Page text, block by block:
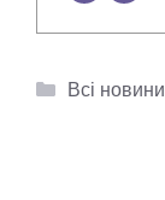
Категорії
Всі новини